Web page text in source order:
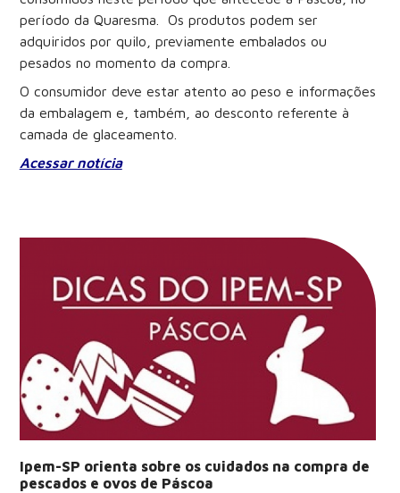
período da Quaresma. Os produtos podem ser
adquiridos por quilo, previamente embalados ou
pesados no momento da compra.
O consumidor deve estar atento ao peso e informações
da embalagem e, também, ao desconto referente à
camada de glaceamento.
Acessar notícia
Ipem-SP orienta sobre os cuidados na compra de
pescados e ovos de Páscoa